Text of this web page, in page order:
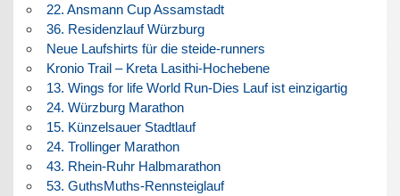
22. Ansmann Cup Assamstadt
36. Residenzlauf Würzburg
Neue Laufshirts für die steide-runners
Kronio Trail – Kreta Lasithi-Hochebene
13. Wings for life World Run-Dies Lauf ist einzigartig
24. Würzburg Marathon
15. Künzelsauer Stadtlauf
24. Trollinger Marathon
43. Rhein-Ruhr Halbmarathon
53. GuthsMuths-Rennsteiglauf